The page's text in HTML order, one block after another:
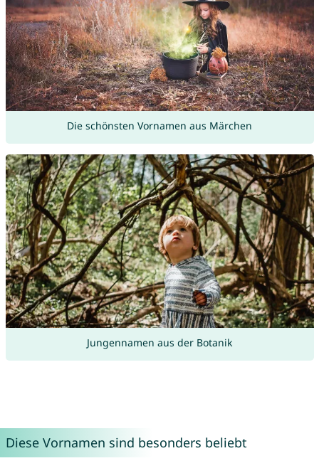
Die schönsten Vornamen aus Märchen
Jungennamen aus der Botanik
Diese Vornamen sind besonders beliebt